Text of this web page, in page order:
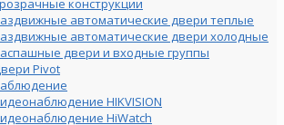
автоматические двери теплые
автоматические двери холодные
двери и входные группы
Pivot
HIKVISION
HiWatch